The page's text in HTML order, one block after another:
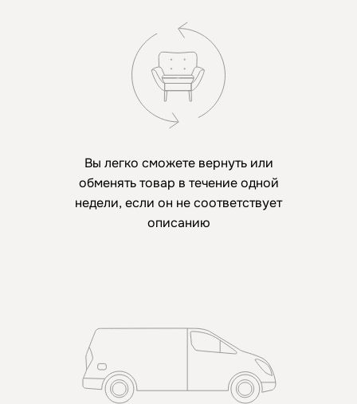
Вы легко сможете вернуть или
обменять товар в течение одной
недели, если он не соответствует
описанию